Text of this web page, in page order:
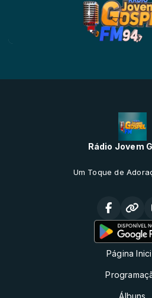
Rádio Jovem
Um Toque de
Página
Álbuns